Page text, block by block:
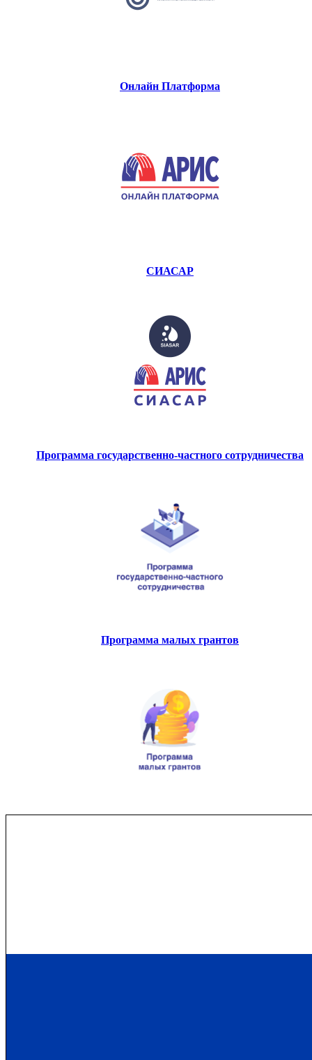
Онлайн Платформа
СИАСАР
Программа государственно-частного сотрудничества
Программа малых грантов